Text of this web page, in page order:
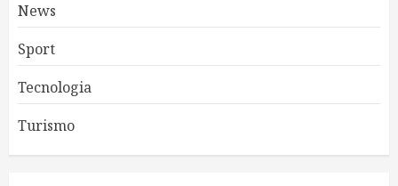
News
Sport
Tecnologia
Turismo